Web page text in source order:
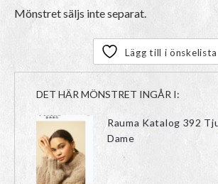
Mönstret säljs inte separat.
Lägg till i önskelista
DET HÄR MÖNSTRET INGÅR I:
Rauma Katalog 392
Dame